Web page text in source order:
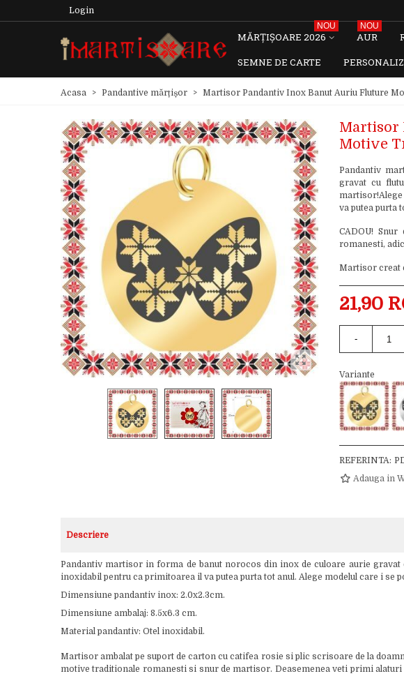
Login
MĂRȚIȘOARE 2026
NOU
AUR
NOU
SEMNE DE CARTE
Acasa > Pandantive mărțișor > Martisor Pandantiv Inox Banut Auriu Fluture
Martisor
Motive
Pandantiv
gravat cu
va putea purta
CADOU!
romanesti,
Martisor creat
21,90
-
Variante
REFERINTA:
Adauga in
Descriere
Pandantiv martisor in forma de banut norocos din inox de culoare aurie
inoxidabil pentru ca primitoarea il va putea purta tot anul. Alege modelul care i
Dimensiune pandantiv inox: 2.0x2.3cm.
Dimensiune ambalaj: 8.5x6.3 cm.
Material pandantiv: Otel inoxidabil.
Martisor ambalat pe suport de carton cu catifea rosie si plic scrisoare de la
motive traditionale romanesti si snur de martisor. Deasemenea veti primi